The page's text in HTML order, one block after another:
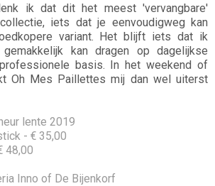
ik dat dit het meest 'vervangbare'
iets dat je eenvoudigweg kan
variant. Het blijft iets dat ik
kan dragen op dagelijkse
basis. In het weekend of
Oh Mes Paillettes mij dan wel uiterst
lente 2019
- € 35,00
48,00
Inno of De Bijenkorf